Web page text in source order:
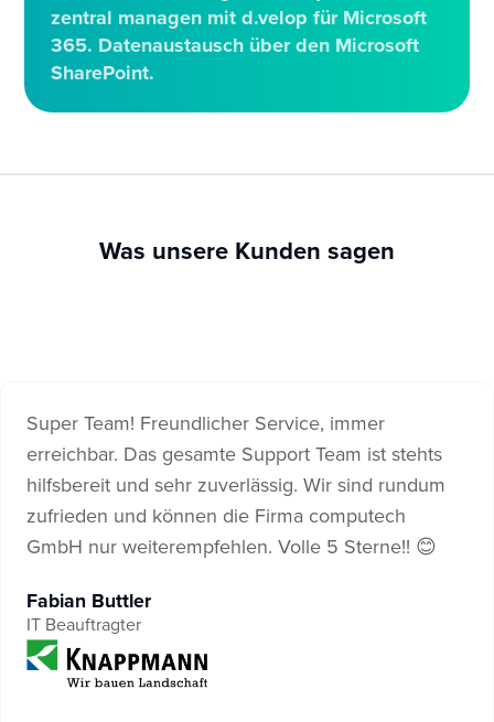
zentral managen mit d.velop für Microsoft
365. Datenaustausch über den Microsoft
SharePoint.
Was unsere Kunden sagen
Super Team! Freundlicher Service, immer
erreichbar. Das gesamte Support Team ist stehts
hilfsbereit und sehr zuverlässig. Wir sind rundum
zufrieden und können die Firma computech
GmbH nur weiterempfehlen. Volle 5 Sterne!! 😊
Fabian Buttler
IT Beauftragter